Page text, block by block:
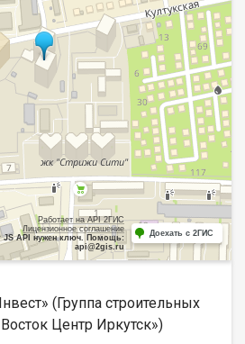
Работает на API 2ГИС
Лицензионное соглашение
JS API нужен ключ. Помощь:
api@2gis.ru
Доехать с 2ГИС
(Группа строительных
Центр Иркутск»)